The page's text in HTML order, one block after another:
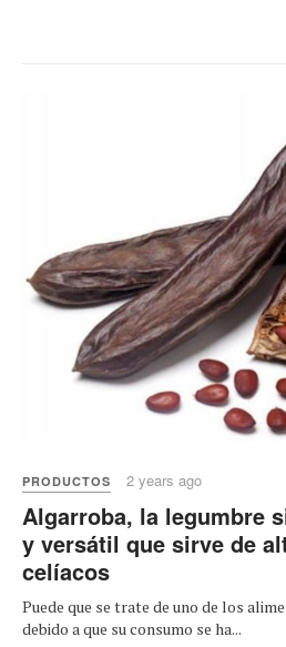
PRODUCTOS 2 years ago
Algarroba, la legumbre
y versátil que sirve de
celíacos
Puede que se trate de uno de los
debido a que su consumo se ha...